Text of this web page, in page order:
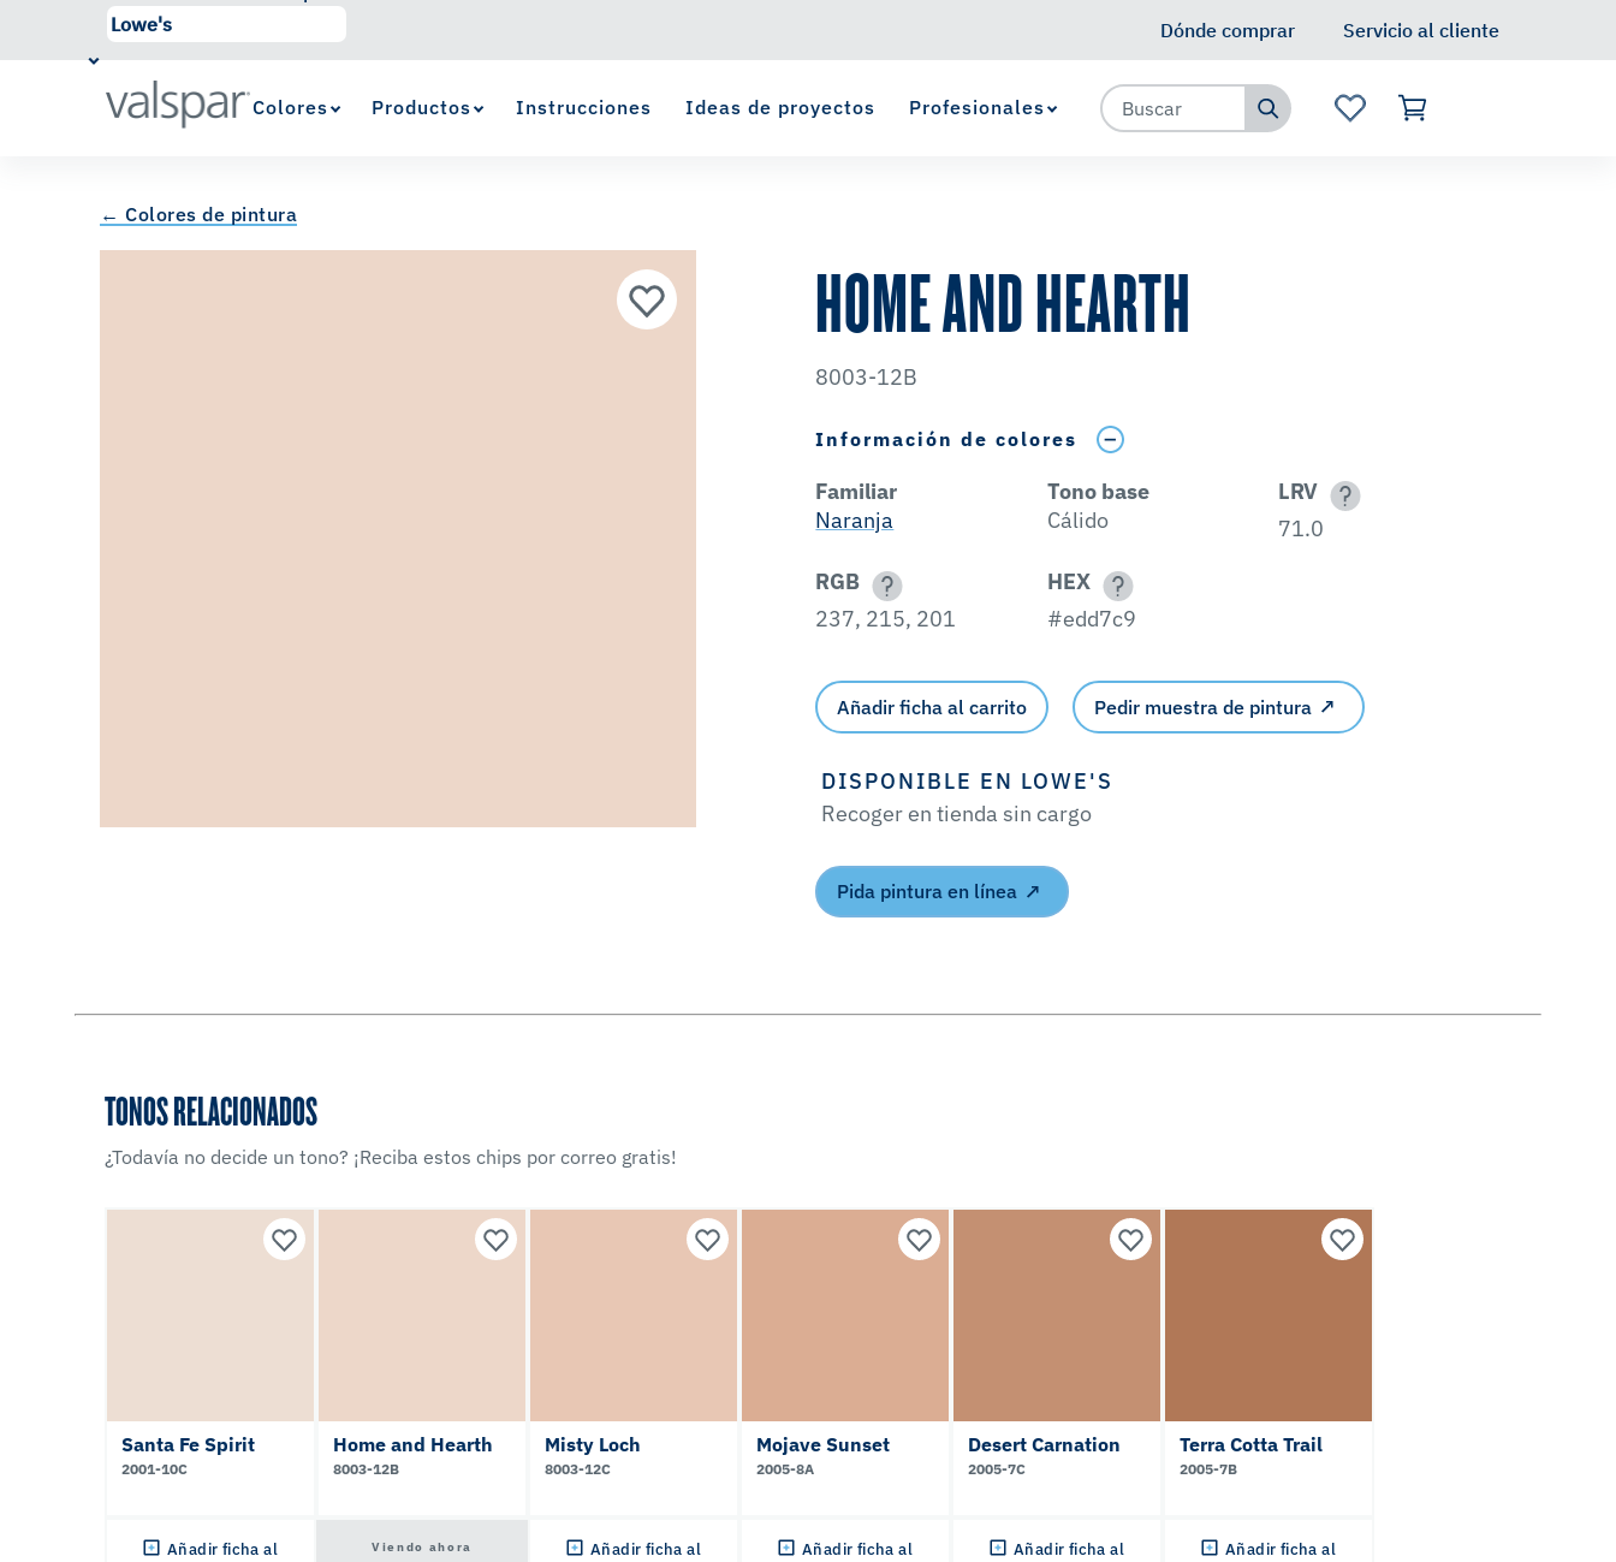
Dónde comprar
Servicio al cliente
Colores Productos Instrucciones Ideas de proyectos Profesionales
← Colores de pintura
HOME AND HEARTH
8003-12B
Información de colores
Familiar
Naranja
Tono base
Cálido
LRV
71.0
RGB
237, 215, 201
HEX
#edd7c9
Añadir ficha al carrito Pedir muestra de pintura
DISPONIBLE EN LOWE'S
Recoger en tienda sin cargo
Pida pintura en línea
TONOS RELACIONADOS
¿Todavía no decide un tono? ¡Reciba estos chips por correo gratis!
Santa Fe Spirit
2001-10C
Añadir ficha al
Home and Hearth
8003-12B
Viendo ahora
Misty Loch
8003-12C
Añadir ficha al
Mojave Sunset
2005-8A
Añadir ficha al
Desert Carnation
2005-7C
Añadir ficha al
Terra Cotta Trail
2005-7B
Añadir ficha al